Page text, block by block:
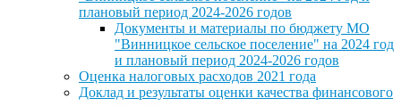
плановый период 2024-2026 годов
Документы и материалы по бюджету МО
"Винницкое сельское поселение" на 2024 год
и плановый период 2024-2026 годов
Оценка налоговых расходов 2021 года
Доклад и результаты оценки качества финансового